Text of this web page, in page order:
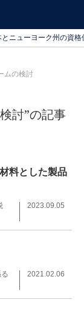
とニューヨーク州の資
とニューヨーク州の資
ムの検討
討”の記事
料とした製品
2023.09.05
2021.02.06